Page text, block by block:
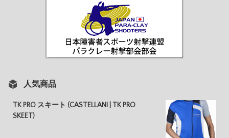
人気商品
TK PRO スキート (CASTELLANI | TK PRO
SKEET)